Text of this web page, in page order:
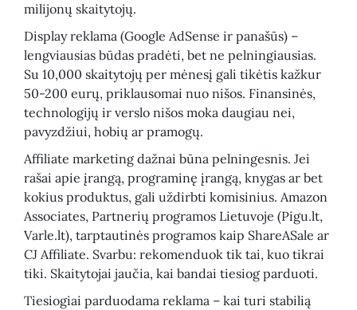
milijonų skaitytojų.
Display reklama (Google AdSense ir panašūs) –
lengviausias būdas pradėti, bet ne pelningiausias.
Su 10,000 skaitytojų per mėnesį gali tikėtis kažkur
50-200 eurų, priklausomai nuo nišos. Finansinės,
technologijų ir verslo nišos moka daugiau nei,
pavyzdžiui, hobių ar pramogų.
Affiliate marketing dažnai būna pelningesnis. Jei
rašai apie įrangą, programinę įrangą, knygas ar bet
kokius produktus, gali uždirbti komisinius. Amazon
Associates, Partnerių programos Lietuvoje (Pigu.lt,
Varle.lt), tarptautinės programos kaip ShareASale ar
CJ Affiliate. Svarbu: rekomenduok tik tai, kuo tikrai
tiki. Skaitytojai jaučia, kai bandai tiesiog parduoti.
Tiesiogiai parduodama reklama – kai turi stabilią